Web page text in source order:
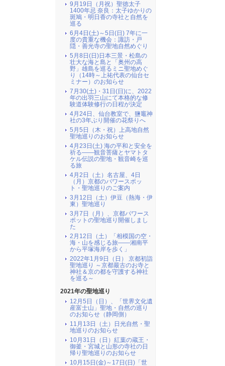
9月19日（月祝）聖徳太子
1400年忌 奈良：太子ゆかりの
斑鳩・明日香の寺社と自然を
巡る
6月4日(土)～5日(日) 7年に一
度の貴重な機会：諏訪・戸
隠・善光寺の聖地自然めぐり
5月8日(日)日本三景・松島の
壮大な海と島と「奥州の高
野」雄島を巡るミニ聖地めぐ
り（14時～上祐代表の仙台セ
ミナー）のお知らせ
7月30(土)・31日(日)に、2022
年の出羽三山にて本格的な修
験道体験修行の日程が決定
4月24日、仙台教室で、鹽竈神
社の3年ぶり開催の花祭りへ
5月5日（木・祝）上高地自然
聖地巡りのお知らせ
4月23日(土) 海の平和と安全を
祈る――観音菩薩とヤマトタ
ケル伝説の聖地・観音崎を巡
る旅
4月2日（土）名古屋、4日
（月）京都のパワースポッ
ト・聖地巡りのご案内
3月12日（土）伊豆（熱海・伊
東）聖地巡り
3月7日（月）、京都パワース
ポットの聖地巡り開催しまし
た
2月12日（土）「相模国の空・
海・山を感じる旅――湘南平
から平塚海岸を歩く」
2022年1月9日（日） 京都初詣
聖地巡り ～京都最古のお寺と
神社＆京の都を守護する神社
を巡る～
2021年の聖地巡り
12月5日（日）、「世界文化遺
産富士山」聖地・自然の巡り
のお知らせ（静岡側）
11月13日（土）日光自然・聖
地巡りのお知らせ
10月31日（日）紅葉の蔵王・
御釜・宮城と山形の寺社の日
帰り聖地巡りのお知らせ
10月15日(金)～17日(日)「世